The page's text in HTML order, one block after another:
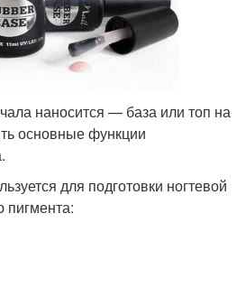
наносится — база или топ на
основные функции
для подготовки ногтевой
пигмента: